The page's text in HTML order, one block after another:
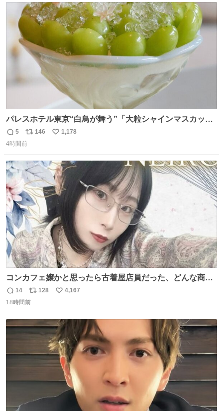
ト
数
数
パレスホテル東京“白鳥が舞う”「大粒シャインマスカット
パフェ」キラキラ輝く水面ジュレ添え - fashion-
press.net/news/149567
返
信
5
リ
ポ
ト
数
146
い
数
1,178
4時間前
コンカフェ嬢かと思ったら古着屋店員だった、どんな商
売？
返
信
14
リ
ポ
ト
128
い
数
4,167
18時間前